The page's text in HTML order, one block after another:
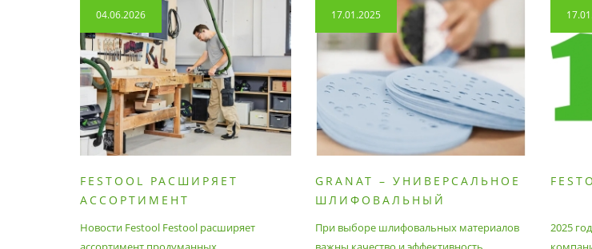
04.06.2026
FESTOOL РАСШИРЯЕТ
АССОРТИМЕНТ
ПРИНАДЛЕЖНОСТЕЙ И
Новости Festool Festool расширяет
17.01.2025
GRANAT – УНИВЕРСАЛЬНОЕ
ШЛИФОВАЛЬНЫЙ
При выборе шлифовальных материалов
2025